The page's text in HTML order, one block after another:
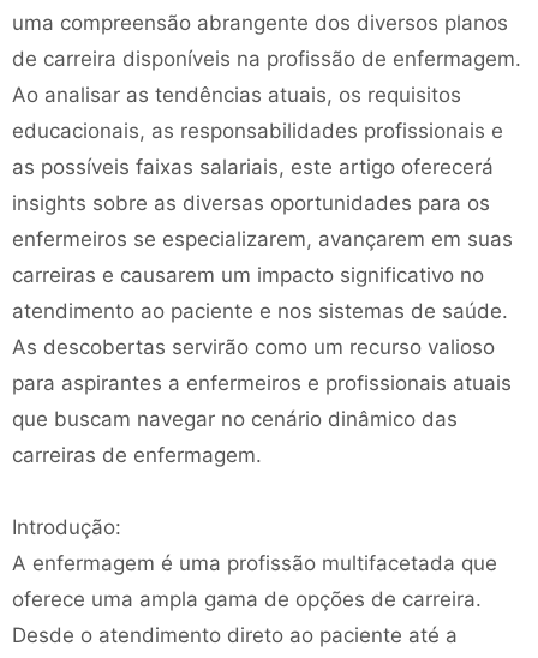
uma compreensão abrangente dos diversos planos
de carreira disponíveis na profissão de enfermagem.
Ao analisar as tendências atuais, os requisitos
educacionais, as responsabilidades profissionais e
as possíveis faixas salariais, este artigo oferecerá
insights sobre as diversas oportunidades para os
enfermeiros se especializarem, avançarem em suas
carreiras e causarem um impacto significativo no
atendimento ao paciente e nos sistemas de saúde.
As descobertas servirão como um recurso valioso
para aspirantes a enfermeiros e profissionais atuais
que buscam navegar no cenário dinâmico das
carreiras de enfermagem.
Introdução:
A enfermagem é uma profissão multifacetada que
oferece uma ampla gama de opções de carreira.
Desde o atendimento direto ao paciente até a